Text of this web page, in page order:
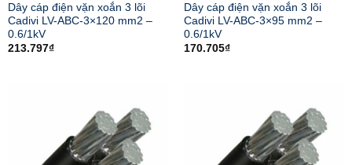
Dây cáp điện vặn xoắn 3 lõi
Cadivi LV-ABC-3×120 mm2 –
0.6/1kV
213.797₫
Dây cáp điện vặn xoắn 3 lõi
Cadivi LV-ABC-3×95 mm2 –
0.6/1kV
170.705₫